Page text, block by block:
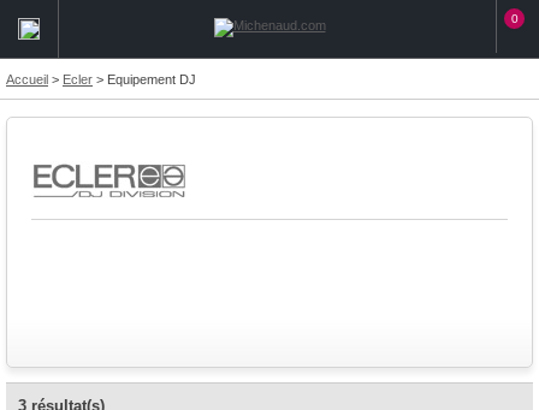
0
Accueil > Ecler > Equipement DJ
3 résultat(s)